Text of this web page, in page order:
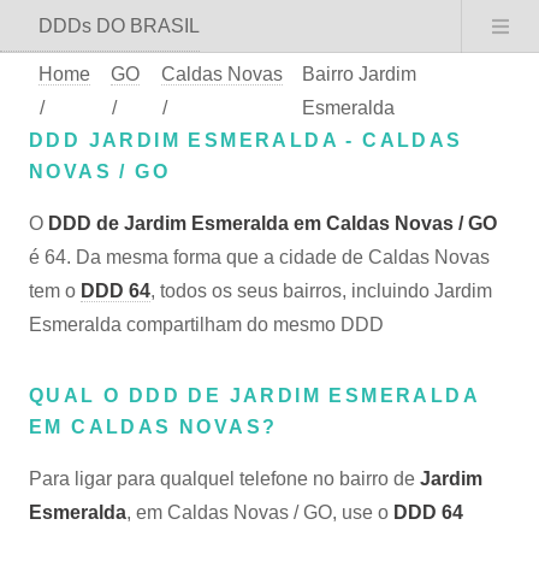
DDDs DO BRASIL
Home
/
GO
/
Caldas Novas
/
Bairro Jardim
Esmeralda
DDD JARDIM ESMERALDA - CALDAS
NOVAS / GO
O DDD de Jardim Esmeralda em Caldas Novas / GO
é 64. Da mesma forma que a cidade de Caldas Novas
tem o DDD 64, todos os seus bairros, incluindo Jardim
Esmeralda compartilham do mesmo DDD
QUAL O DDD DE JARDIM ESMERALDA
EM CALDAS NOVAS?
Para ligar para qualquel telefone no bairro de Jardim
Esmeralda, em Caldas Novas / GO, use o DDD 64